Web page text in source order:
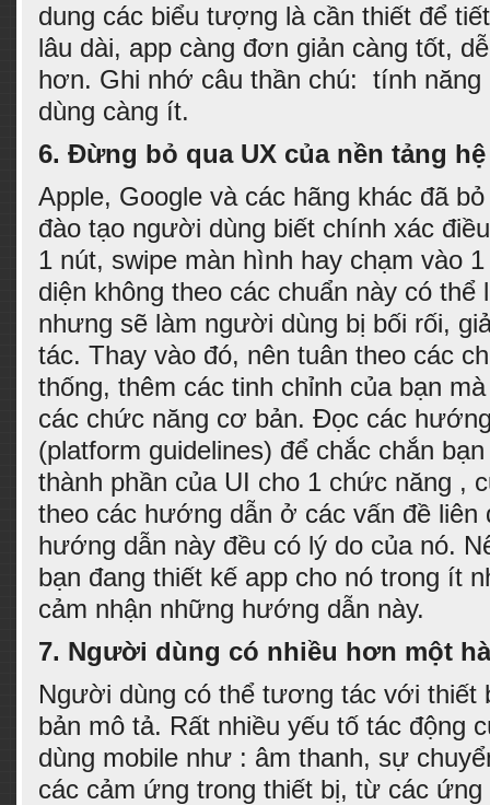
dung các biểu tượng là cần thiết để
lâu dài, app càng đơn giản càng tốt,
hơn. Ghi nhớ câu thần chú: tính năng
dùng càng ít.
6. Đừng bỏ qua UX của nền tảng
Apple, Google và các hãng khác đã
đào tạo người dùng biết chính xác
1 nút, swipe màn hình hay chạm vào
diện không theo các chuẩn này có thể
nhưng sẽ làm người dùng bị bối rối,
tác. Thay vào đó, nên tuân theo các
thống, thêm các tinh chỉnh của bạn
các chức năng cơ bản. Đọc các
(platform guidelines) để chắc chắn
thành phần của UI cho 1 chức năng ,
theo các hướng dẫn ở các vấn đề
hướng dẫn này đều có lý do của nó.
bạn đang thiết kế app cho nó trong ít
cảm nhận những hướng dẫn này.
7. Người dùng có nhiều hơn một
Người dùng có thể tương tác với thiết
bản mô tả. Rất nhiều yếu tố tác động
dùng mobile như : âm thanh, sự
các cảm ứng trong thiết bị, từ các ứng